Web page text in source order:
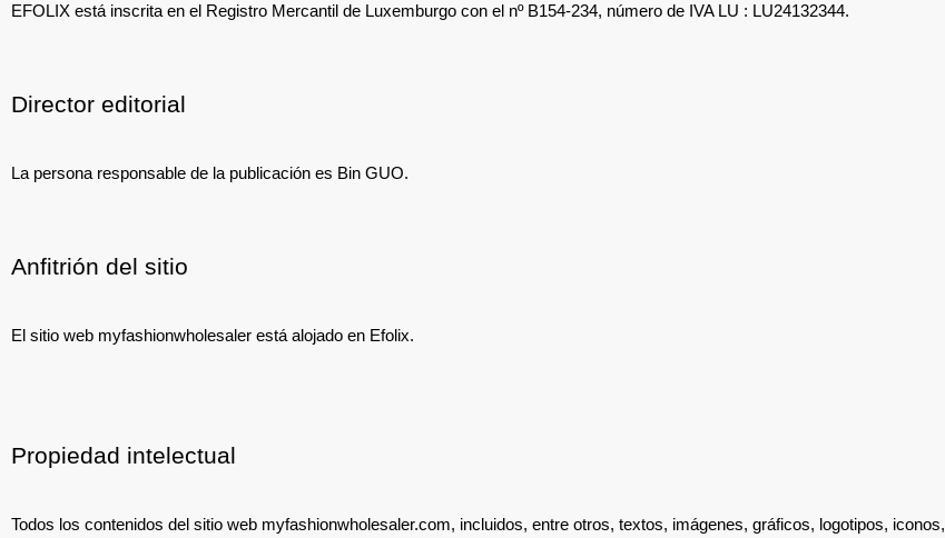
EFOLIX está inscrita en el Registro Mercantil de Luxemburgo con el nº B154-234, número de IVA LU : LU24132344.
Director editorial
La persona responsable de la publicación es Bin GUO.
Anfitrión del sitio
El sitio web myfashionwholesaler está alojado en Efolix.
Propiedad intelectual
Todos los contenidos del sitio web myfashionwholesaler.com, incluidos, entre otros, textos, imágenes, gráficos, logotipos, iconos,